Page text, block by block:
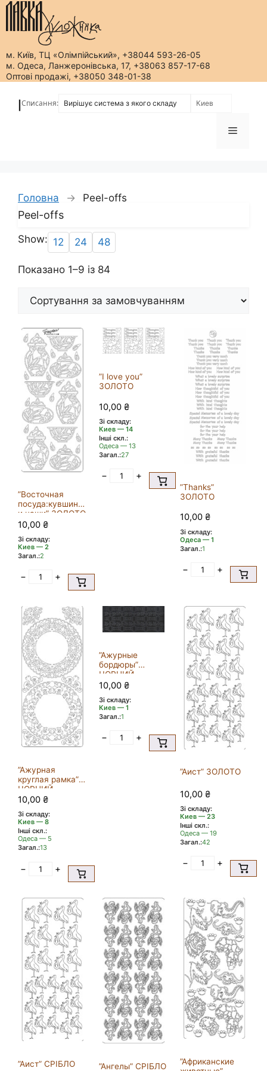
м. Київ, ТЦ «Олімпійський», +38044 593-26-05
м. Одеса, Ланжеронівська, 17, +38063 857-17-68
Оптові продажі, +38050 348-01-38
Списання:
Меню
Головна → Peel-offs
Peel-offs
Show: 12 24 48
Показано 1–9 із 84
”Восточная
посуда:кувшины
и чаши” ЗОЛОТО
10,00 ₴
Зі складу:
Киев — 2
Загал.:2
− +
”I love you”
ЗОЛОТО
10,00 ₴
Зі складу:
Киев — 14
Інші скл.:
Одеса — 13
Загал.:27
− +
”Thanks”
ЗОЛОТО
10,00 ₴
Зі складу:
Одеса — 1
Загал.:1
− +
”Ажурная
круглая рамка”
ЧОРНИЙ
10,00 ₴
Зі складу:
Киев — 8
Інші скл.:
Одеса — 5
Загал.:13
− +
”Ажурные
бордюры”
ЧОРНИЙ
10,00 ₴
Зі складу:
Киев — 1
Загал.:1
− +
”Аист” ЗОЛОТО
10,00 ₴
Зі складу:
Киев — 23
Інші скл.:
Одеса — 19
Загал.:42
− +
”Аист” СРІБЛО ”Ангелы” СРІБЛО
”Африканские